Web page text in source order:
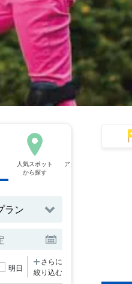
人気スポット
から探す
アクティビティ
明日
さらに
絞り込む